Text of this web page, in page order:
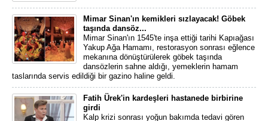
Mimar Sinan'ın kemikleri sızlayacak! Göbek
taşında dansöz...
Mimar Sinan'ın 1545'te inşa ettiği tarihi Kapıağası
Yakup Ağa Hamamı, restorasyon sonrası eğlence
mekanına dönüştürülerek göbek taşında
dansözlerin sahne aldığı, yemeklerin hamam
taslarında servis edildiği bir gazino haline geldi.
Fatih Ürek'in kardeşleri hastanede birbirine
girdi
Kalp krizi sonrası yoğun bakımda tedavi gören